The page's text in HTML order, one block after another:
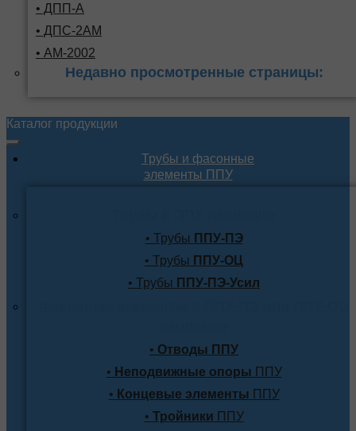
• ДПП-А
• ДПС-2АМ
• АМ-2002
Недавно просмотренные страницы:
Каталог продукции
Трубы и фасонные
элементы ППУ
• Трубы ППУ-ПЭ
• Трубы ППУ-ОЦ
• Трубы ППУ-ПЭ-Усил
• Отводы ППУ
• Неподвижные опоры ППУ
• Концевые элементы ППУ
• Тройники ППУ